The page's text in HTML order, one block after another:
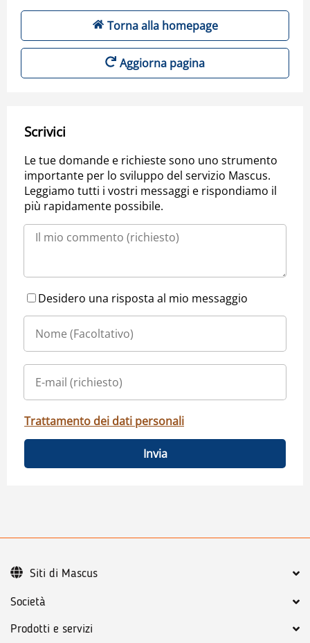
Torna alla homepage
Aggiorna pagina
Scrivici
Le tue domande e richieste sono uno strumento
importante per lo sviluppo del servizio Mascus.
Leggiamo tutti i vostri messaggi e rispondiamo il
più rapidamente possibile.
Desidero una risposta al mio messaggio
Trattamento dei dati personali
Invia
Società
Prodotti e servizi
Siti di Mascus